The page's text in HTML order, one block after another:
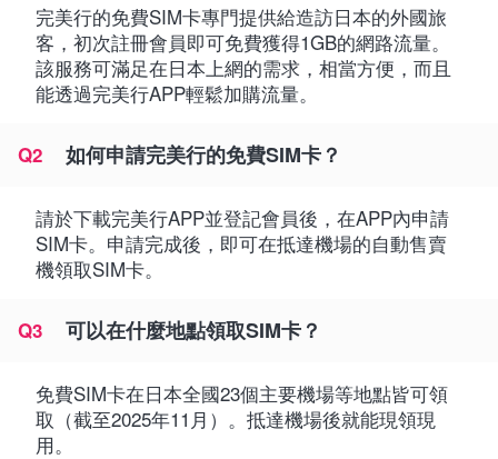
完美行的免費SIM卡專門提供給造訪日本的外國旅
客，初次註冊會員即可免費獲得1GB的網路流量。
該服務可滿足在日本上網的需求，相當方便，而且
能透過完美行APP輕鬆加購流量。
Q2 如何申請完美行的免費SIM卡？
請於下載完美行APP並登記會員後，在APP內申請
SIM卡。申請完成後，即可在抵達機場的自動售賣
機領取SIM卡。
Q3 可以在什麼地點領取SIM卡？
免費SIM卡在日本全國23個主要機場等地點皆可領
取（截至2025年11月）。抵達機場後就能現領現
用。